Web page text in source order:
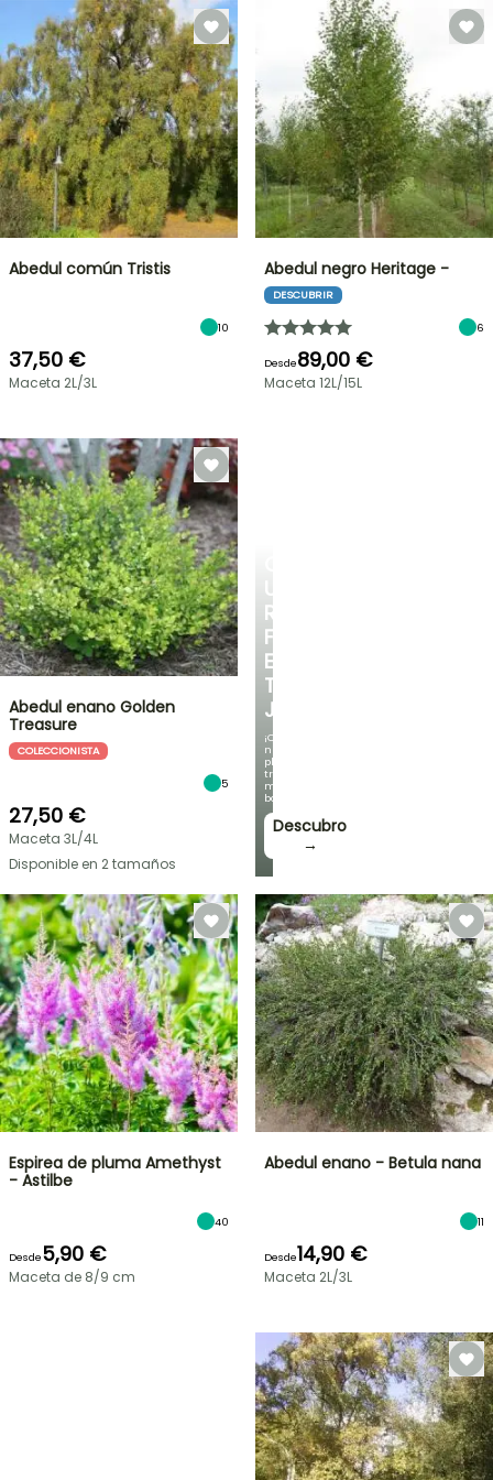
UN
RINCÓN
FRESCO
EN
TU
JARDÍN
¡Con
nuestras
plantas
trepadoras
más
bonitas!
Descubro
→
Abedul común Tristis
10
37,50 €
Maceta 2L/3L
Abedul negro Heritage -
DESCUBRIR
6
Desde89,00 €
Maceta 12L/15L
Abedul enano Golden
Treasure
COLECCIONISTA
5
27,50 €
Maceta 3L/4L
Disponible en 2 tamaños
Espirea de pluma Amethyst
- Astilbe
40
Desde5,90 €
Maceta de 8/9 cm
Abedul enano - Betula nana
11
Desde14,90 €
Maceta 2L/3L